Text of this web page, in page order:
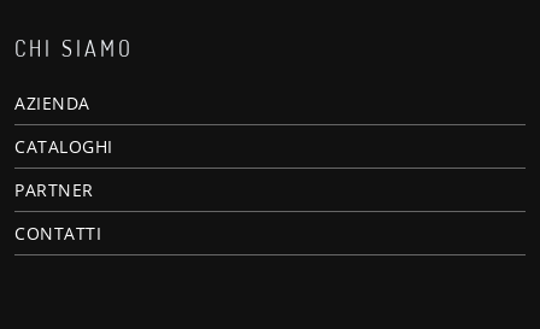
CHI SIAMO
AZIENDA
CATALOGHI
PARTNER
CONTATTI